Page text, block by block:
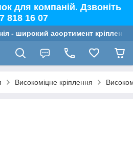
для компаній. Дзвоніть
818 16 07
- широкий асортимент
Високоміцне кріплення